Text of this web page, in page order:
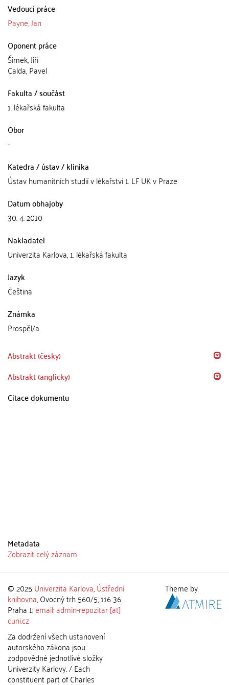
Vedoucí práce
Payne, Jan
Oponent práce
Šimek, Jiří
Calda, Pavel
Fakulta / součást
1. lékařská fakulta
Obor
-
Katedra / ústav / klinika
Ústav humanitních studií v lékařství 1. LF UK v Praze
Datum obhajoby
30. 4. 2010
Nakladatel
Univerzita Karlova, 1. lékařská fakulta
Jazyk
Čeština
Známka
Prospěl/a
Abstrakt (česky)
Abstrakt (anglicky)
Citace dokumentu
Metadata
Zobrazit celý záznam
© 2025 Univerzita Karlova,Ústřední
knihovna, Ovocný trh 560/5, 116 36
Praha 1;email: admin-repozitar [at]
cuni.cz
Za dodržení všech ustanovení
autorského zákona jsou
zodpovědné jednotlivé složky
Univerzity Karlovy. / Each
constituent part of Charles
Theme by